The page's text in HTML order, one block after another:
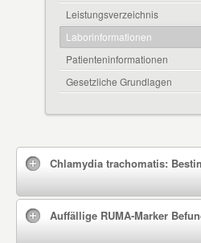
Leistungsverzeichnis
Laborinformationen
Patienteninformationen
Gesetzliche Grundlagen
Chlamydia trachomatis:
Auffällige RUMA-Marker